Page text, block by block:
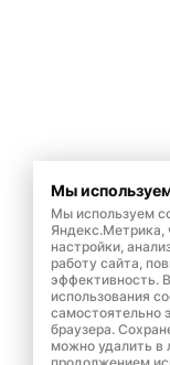
Мы
Мы используем
Яндекс.Метрика,
настройки,
работу сайта,
эффективность.
использования
самостоятельно
браузера.
можно удалить в